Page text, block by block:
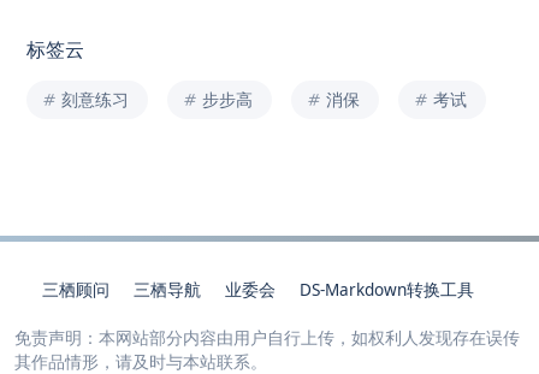
标签云
刻意练习 步步高 消保 考试
三栖顾问 三栖导航 业委会 DS-Markdown转换工具
免责声明：本网站部分内容由用户自行上传，如权利人发现存在误传
其作品情形，请及时与本站联系。